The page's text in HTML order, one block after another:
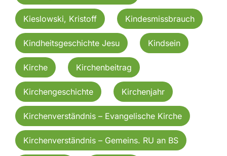
Kieslowski, Kristoff Kindesmissbrauch
Kindheitsgeschichte Jesu Kindsein
Kirche Kirchenbeitrag
Kirchengeschichte Kirchenjahr
Kirchenverständnis – Evangelische Kirche
Kirchenverständnis – Gemeins. RU an BS